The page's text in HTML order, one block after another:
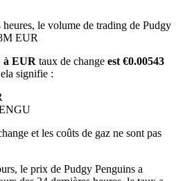
forex, métaux précieux et matières
le volume de trading de Pudgy
EUR
à EUR taux de change est €0.00543
signifie :
et les coûts de gaz ne sont pas
le prix de Pudgy Penguins a